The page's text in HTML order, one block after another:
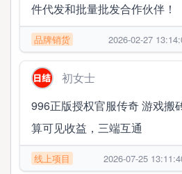
件代发和批量批发合作伙伴！
品牌销货 2026-02-27
初女士
996正版授权官服传奇 游戏搬
算可见收益，三端互通
线上项目 2026-07-25